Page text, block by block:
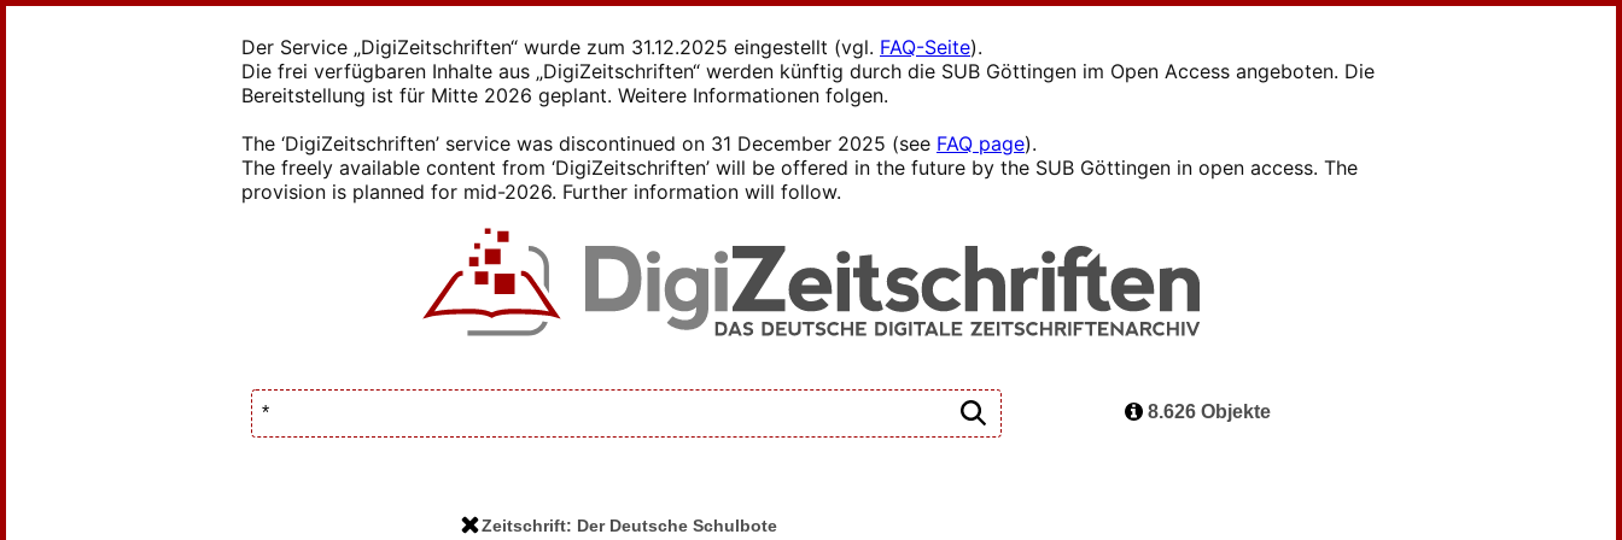
Der Service „DigiZeitschriften“ wurde zum 31.12.2025 eingestellt (vgl. FAQ-Seite).
Die frei verfügbaren Inhalte aus „DigiZeitschriften“ werden künftig durch die SUB Göttingen im Open Access angeboten. Die
Bereitstellung ist für Mitte 2026 geplant. Weitere Informationen folgen.
The ‘DigiZeitschriften’ service was discontinued on 31 December 2025 (see FAQ page).
The freely available content from ‘DigiZeitschriften’ will be offered in the future by the SUB Göttingen in open access. The
provision is planned for mid-2026. Further information will follow.
Zeitschrift: Der Deutsche Schulbote
8.626 Objekte